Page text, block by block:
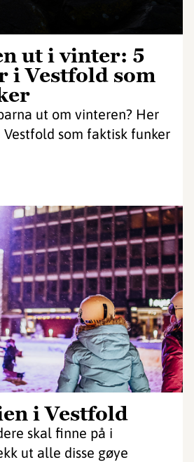
ut i vinter: 5
i Vestfold som
ut om vinteren? Her
som faktisk funker
i Vestfold
skal finne på i
ut alle disse gøye